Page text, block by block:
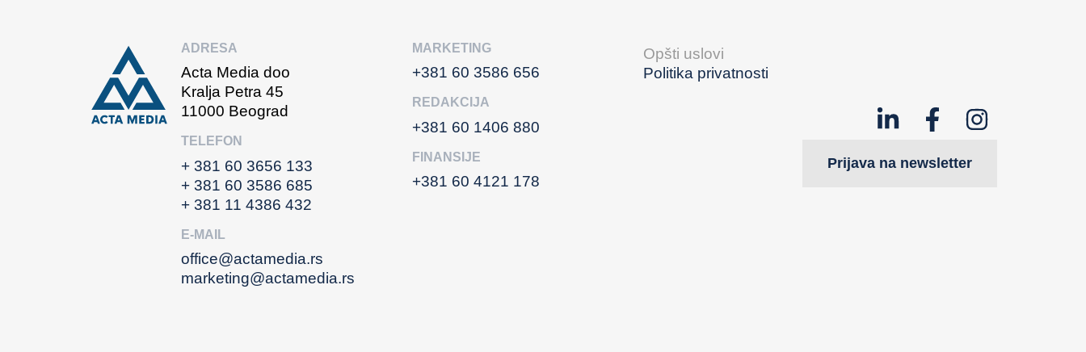
ADRESA
Acta Media doo
Kralja Petra 45
11000 Beograd
TELEFON
+ 381 60 3656 133
+ 381 60 3586 685
+ 381 11 4386 432
E-MAIL
office@actamedia.rs
marketing@actamedia.rs
MARKETING
+381 60 3586 656
REDAKCIJA
+381 60 1406 880
FINANSIJE
+381 60 4121 178
Opšti uslovi
Politika privatnosti
Prijava na newsletter